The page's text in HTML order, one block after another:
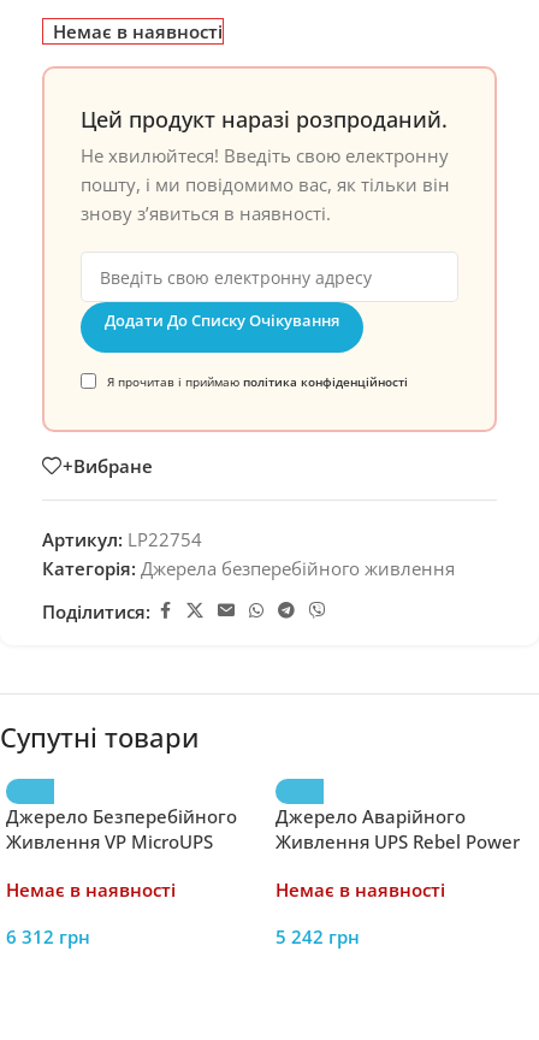
Немає в наявності
Цей продукт наразі розпроданий.
Не хвилюйтеся! Введіть свою електронну
пошту, і ми повідомимо вас, як тільки він
знову з’явиться в наявності.
Додати До Списку Очікування
Я прочитав і приймаю політика конфіденційності
+Вибране
Артикул: LP22754
Категорія: Джерела безперебійного живлення
Поділитися:
Супутні товари
Джерело Безперебійного
Живлення VP MicroUPS
Надійний Захист для
Немає в наявності
6 312 грн
Джерело Аварійного
Живлення UPS Rebel Power
Ефективний Захист для
Немає в наявності
5 242 грн